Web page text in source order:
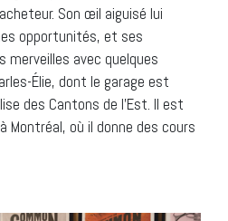
Son œil aiguisé lui
opportunités, et ses
merveilles avec quelques
Élie, dont le garage est
des Cantons de l’Est. Il est
Montréal, où il donne des cours